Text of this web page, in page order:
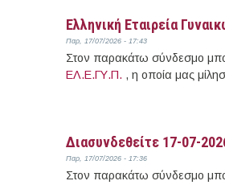
Ελληνική Εταιρεία
Παρ, 17/07/2026 - 17:43
Στον παρακάτω σύνδεσμο
ΕΛ.Ε.ΓΥ.Π. , η οποία μας
Διασυνδεθείτε 17-07-
Παρ, 17/07/2026 - 17:36
Στον παρακάτω σύνδεσμο